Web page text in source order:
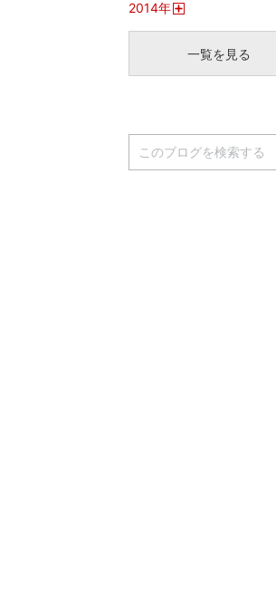
2014年
一覧を見る